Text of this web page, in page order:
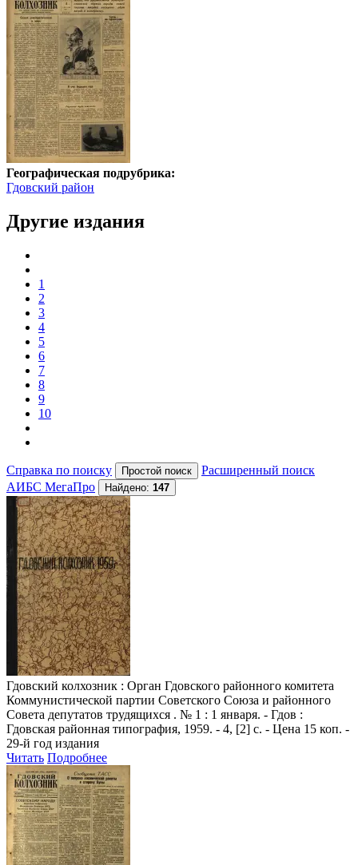
Географическая подрубрика:
Гдовский район
Другие издания
1
2
3
4
5
6
7
8
9
10
Справка по поиску
Расширенный поиск
АИБС МегаПро
Найдено: 147
Гдовский колхозник : Орган Гдовского районного комитета
Коммунистической партии Советского Союза и районного
Совета депутатов трудящихся . № 1 : 1 января. - Гдов :
Гдовская районная типография, 1959. - 4, [2] с. - Цена 15 коп. -
29-й год издания
Читать Подробнее